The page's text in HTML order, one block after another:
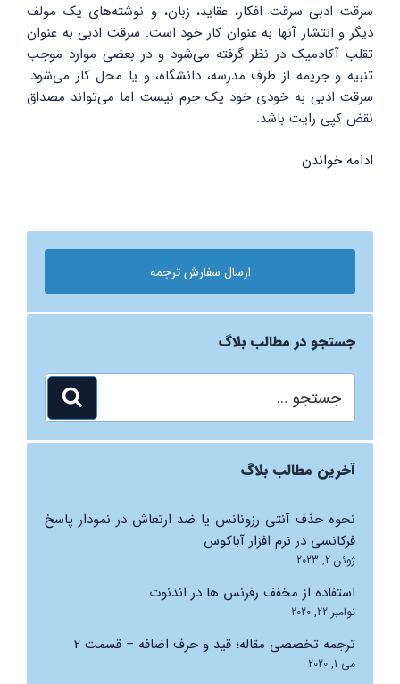
سرقت ادبی سرقت افکار، عقاید، زبان، و نوشته‌های یک مولف
دیگر و انتشار آنها به عنوان کار خود است. سرقت ادبی به عنوان
تقلب آکادمیک در نظر گرفته می‌شود و در بعضی موارد موجب
تنبیه و جریمه از طرف مدرسه، دانشگاه، و یا محل کار می‌شود.
سرقت ادبی به خودی خود یک جرم نیست اما می‌تواند مصداق
نقض کپی رایت باشد.
ادامه خواندن
ارسال سفارش ترجمه
جستجو در مطالب بلاگ
جستجو
برای
آخرین مطالب بلاگ
نحوه حذف آنتی رزونانس یا ضد ارتعاش در نمودار پاسخ
فرکانسی در نرم افزار آباکوس
ژوئن 2, 2023
استفاده از مخفف رفرنس ها در اندنوت
نوامبر 22, 2020
ترجمه تخصصی مقاله؛ قید و حرف اضافه – قسمت 2
می 1, 2020